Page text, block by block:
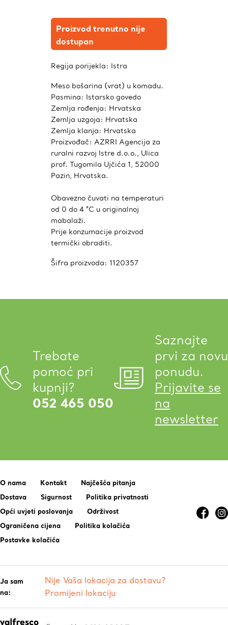
Proizvod trenutno nije
dostupan
Regija porijekla: Istra
Meso bošarina (vrat) u komadu.
Pasmina: Istarsko govedo
Zemlja rođenja: Hrvatska
Zemlja uzgoja: Hrvatska
Zemlja klanja: Hrvatska
Proizvođač: AZRRI Agencija za
ruralni razvoj Istre d.o.o., Ulica
prof. Tugomila Ujčića 1, 52000
Pazin, Hrvatska.
Obavezno čuvati na temperaturi
od 0 do 4 °C u originalnoj
mabalaži.
Prije konzumacije proizvod
termički obraditi.
Šifra proizvoda: 1120357
Trebate
pomoć pri
kupnji?
052 465 050
Saznajte
prvi za novu
ponudu.
Prijavite se
na
newsletter
O nama Kontakt
Najčešća pitanja
Dostava
Sigurnost
Politika privatnosti
Opći uvjeti poslovanja
Održivost
Ograničena cijena
Politika kolačića
Postavke kolačića
Ja sam
na:
Nije Vaša lokacija za dostavu?
Promijeni lokaciju